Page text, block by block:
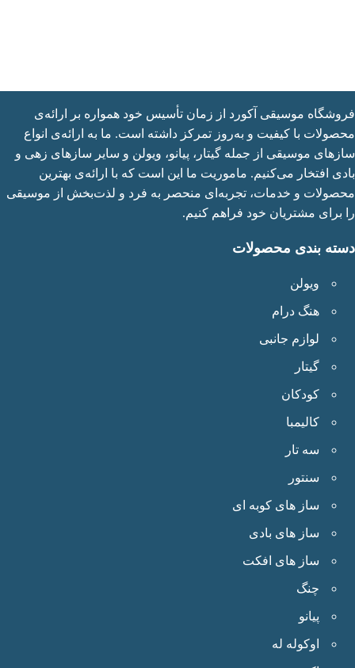
موسیقی آکورد از زمان تأسیس خود همواره بر ارائه‌ی
با کیفیت و به‌روز تمرکز داشته است. ما به ارائه‌ی انواع
موسیقی از جمله گیتار، پیانو، ویولن و سایر سازهای زهی و
افتخار می‌کنیم. ماموریت ما این است که با ارائه‌ی بهترین
و خدمات، تجربه‌ای منحصر به فرد و لذت‌بخش از موسیقی
مشتریان خود فراهم کنیم.
بندی محصولات
ویولن
هنگ درام
لوازم جانبی
گیتار
کودکان
کالیمبا
سه تار
سنتور
ساز های کوبه ای
ساز های بادی
ساز های افکت
چنگ
پیانو
اوکوله له